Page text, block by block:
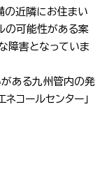
の近隣にお住まい
の可能性がある案
障害となっていま
ある九州管内の発
コールセンター」